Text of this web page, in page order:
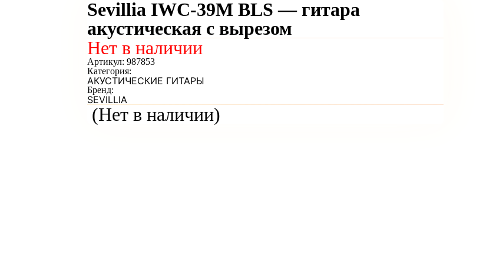
Sevillia IWC-39M BLS — гитара
акустическая с вырезом
(Нет в наличии)
Нет в наличии
Артикул: 987853
Категория:
АКУСТИЧЕСКИЕ ГИТАРЫ
Бренд:
SEVILLIA